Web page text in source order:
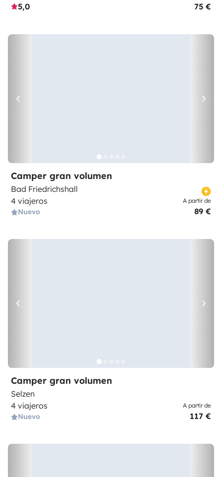
5,0
75 €
Camper gran volumen
Bad Friedrichshall
4 viajeros
Nuevo
A partir de
89 €
Camper gran volumen
Selzen
4 viajeros
Nuevo
A partir de
117 €